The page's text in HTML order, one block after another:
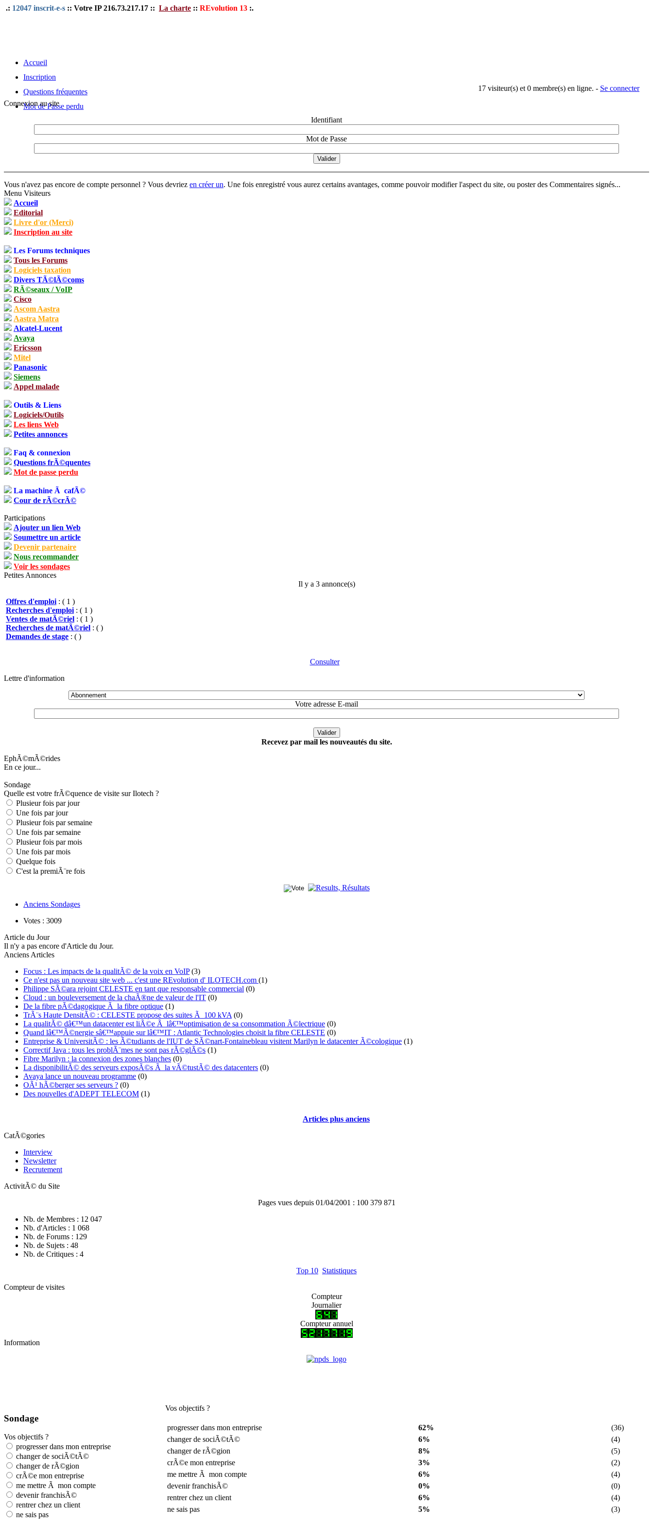
.: 12047 inscrit-e-s :: Votre IP 216.73.217.17 :: La charte :: REvolution 13 :.
17 visiteur(s) et 0 membre(s) en ligne. - Se connecter
Accueil
Inscription
Questions fréquentes
Mot de Passe perdu
Connexion au site
Identifiant
Mot de Passe
Vous n'avez pas encore de compte personnel ? Vous devriez en créer un. Une fois enregistré vous aurez certains avantages, comme pouvoir modifier l'aspect du site, ou poster des Commentaires signés...
Menu Visiteurs
Accueil
Editorial
Livre d'or (Merci)
Inscription au site
Les Forums techniques
Tous les Forums
Logiciels taxation
Divers TÃ©lÃ©coms
RÃ©seaux / VoIP
Cisco
Ascom Aastra
Aastra Matra
Alcatel-Lucent
Avaya
Ericsson
Mitel
Panasonic
Siemens
Appel malade
Outils & Liens
Logiciels/Outils
Les liens Web
Petites annonces
Faq & connexion
Questions frÃ©quentes
Mot de passe perdu
La machine Ã cafÃ©
Cour de rÃ©crÃ©
Participations
Ajouter un lien Web
Soumettre un article
Devenir partenaire
Nous recommander
Voir les sondages
Petites Annonces
Il y a 3 annonce(s)
Offres d'emploi : ( 1 )
Recherches d'emploi : ( 1 )
Ventes de matÃ©riel : ( 1 )
Recherches de matÃ©riel : ( )
Demandes de stage : ( )
Consulter
Lettre d'information
Votre adresse E-mail
Recevez par mail les nouveautés du site.
EphÃ©mÃ©rides
En ce jour...
Sondage
Quelle est votre frÃ©quence de visite sur Ilotech ?
Plusieur fois par jour
Une fois par jour
Plusieur fois par semaine
Une fois par semaine
Plusieur fois par mois
Une fois par mois
Quelque fois
C'est la premiÃ¨re fois
Anciens Sondages
Votes : 3009
Article du Jour
Il n'y a pas encore d'Article du Jour.
Anciens Articles
Focus : Les impacts de la qualitÃ© de la voix en VoIP(3)
Ce n'est pas un nouveau site web ... c'est une REvolution d' ILOTECH.com (1)
Philippe SÃ©ara rejoint CELESTE en tant que responsable commercial (0)
Cloud : un bouleversement de la chaÃ®ne de valeur de l'IT (0)
De la fibre pÃ©dagogique Ã la fibre optique (1)
TrÃ¨s Haute DensitÃ© : CELESTE propose des suites Ã 100 kVA (0)
La qualitÃ© dâ€™un datacenter est liÃ©e Ã lâ€™optimisation de sa consommation Ã©lectrique (0)
Quand lâ€™Ã©nergie sâ€™appuie sur lâ€™IT : Atlantic Technologies choisit la fibre CELESTE (0)
Entreprise & UniversitÃ© : les Ã©tudiants de l'IUT de SÃ©nart-Fontainebleau visitent Marilyn le datacenter Ã©cologique (1)
Correctif Java : tous les problÃ¨mes ne sont pas rÃ©glÃ©s (1)
Fibre Marilyn : la connexion des zones blanches (0)
La disponibilitÃ© des serveurs exposÃ©s Ã la vÃ©tustÃ© des datacenters (0)
Avaya lance un nouveau programme (0)
OÃ¹ hÃ©berger ses serveurs ? (0)
Des nouvelles d'ADEPT TELECOM (1)
Articles plus anciens
CatÃ©gories
Interview
Newsletter
Recrutement
ActivitÃ© du Site
Pages vues depuis 01/04/2001 : 100 379 871
Nb. de Membres : 12 047
Nb. d'Articles : 1 068
Nb. de Forums : 129
Nb. de Sujets : 48
Nb. de Critiques : 4
Top 10 Statistiques
Compteur de visites
Compteur
Journalier
Compteur annuel
Information
Sondage
Vos objectifs ?
progresser dans mon entreprise
changer de sociÃ©tÃ©
changer de rÃ©gion
crÃ©e mon entreprise
me mettre Ã mon compte
devenir franchisÃ©
rentrer chez un client
ne sais pas
Vos objectifs ?
progresser dans mon entreprise 62%
(36)
changer de sociÃ©tÃ©
6%
(4)
changer de rÃ©gion
8%
(5)
crÃ©e mon entreprise
3%
(2)
me mettre Ã mon compte
6%
(4)
devenir franchisÃ©
0%
(0)
rentrer chez un client
6%
(4)
ne sais pas
5% (3)